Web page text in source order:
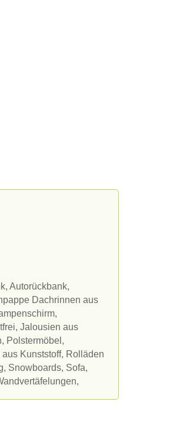
Autorückbank,
Dachrinnen aus
Jalousien aus
Polstermöbel,
Kunststoff, Rolläden
Snowboards, Sofa,